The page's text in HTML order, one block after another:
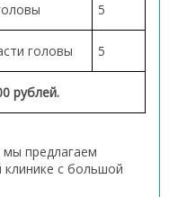
5
головы 5
рублей.
предлагаем
клинике с большой